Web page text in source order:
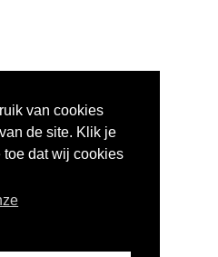
van cookies
de site. Klik je
toe dat wij cookies